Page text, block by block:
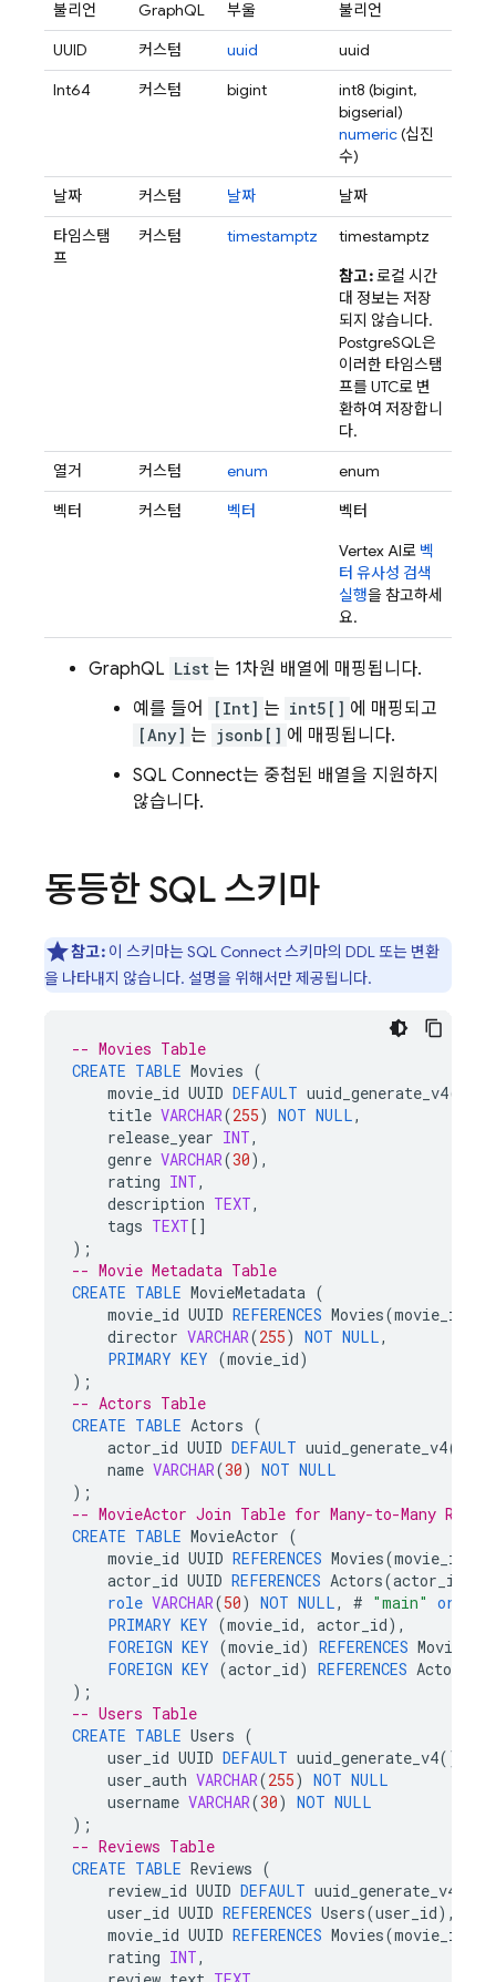
불리언 GraphQL 부울
불리언
UUID
커스텀 uuid
uuid
Int64
커스텀 bigint
int8 (bigint,
bigserial)
numeric(십진
수)
날짜
커스텀 날짜
날짜
타임스탬
프
커스텀 timestamptz
timestamptz
참고:로컬 시간
대 정보는 저장
되지 않습니다.
PostgreSQL은
이러한 타임스탬
프를 UTC로 변
환하여 저장합니
다.
열거
커스텀 enum
enum
벡터
커스텀 벡터
벡터
Vertex AI로 벡
터 유사성 검색
실행을 참고하세
요.
GraphQL List 는 1차원 배열에 매핑됩니다.
예를 들어
[Int] 는 int5[] 에 매핑되고
[Any] 는 jsonb[] 에 매핑됩니다.
SQL Connect는 중첩된 배열을 지원하지
않습니다.
동등한 SQL 스키마
참고:이 스키마는SQL Connect스키마의 DDL 또는 변환
을 나타내지 않습니다. 설명을 위해서만 제공됩니다.
-- Movies Table
CREATE TABLE Movies (
movie_id UUID DEFAULT uuid_generate_v4()
title VARCHAR(255) NOT NULL,
release_year INT,
genre VARCHAR(30),
rating INT,
description TEXT,
tags TEXT[]
);
-- Movie Metadata Table
CREATE TABLE MovieMetadata (
movie_id UUID REFERENCES Movies(movie_id
director VARCHAR(255) NOT NULL,
PRIMARY KEY (movie_id)
);
-- Actors Table
CREATE TABLE Actors (
actor_id UUID DEFAULT uuid_generate_v4()
name VARCHAR(30) NOT NULL
);
-- MovieActor Join Table for Many-to-Many
CREATE TABLE MovieActor (
movie_id UUID REFERENCES Movies(movie_id
actor_id UUID REFERENCES Actors(actor_id
role VARCHAR(50) NOT NULL, # "main" or
PRIMARY KEY (movie_id, actor_id),
FOREIGN KEY (movie_id) REFERENCES Movies
FOREIGN KEY (actor_id) REFERENCES Actors
);
-- Users Table
CREATE TABLE Users (
user_id UUID DEFAULT uuid_generate_v4()
user_auth VARCHAR(255) NOT NULL
username VARCHAR(30) NOT NULL
);
-- Reviews Table
CREATE TABLE Reviews (
review_id UUID DEFAULT uuid_generate_v4
user_id UUID REFERENCES Users(user_id),
movie_id UUID REFERENCES Movies(movie_id
rating INT,